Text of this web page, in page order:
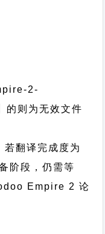
2-
的则为无效文件
翻译完成度为
阶段，仍需等
Empire 2 论